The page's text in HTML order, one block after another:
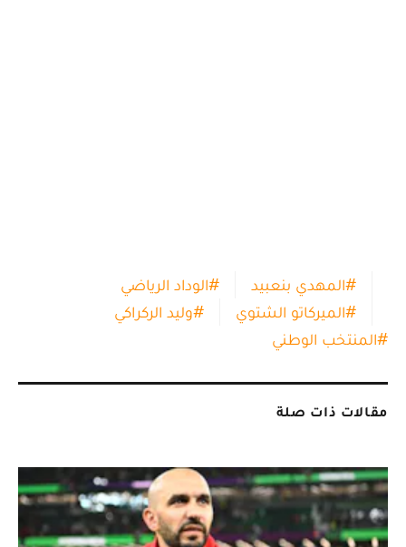
#المهدي بنعبيد #الوداد الرياضي
#الميركاتو الشتوي #وليد الركراكي
#المنتخب الوطني
مقالات ذات صلة